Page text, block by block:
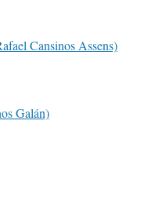
Cansinos Assens)
Galán)